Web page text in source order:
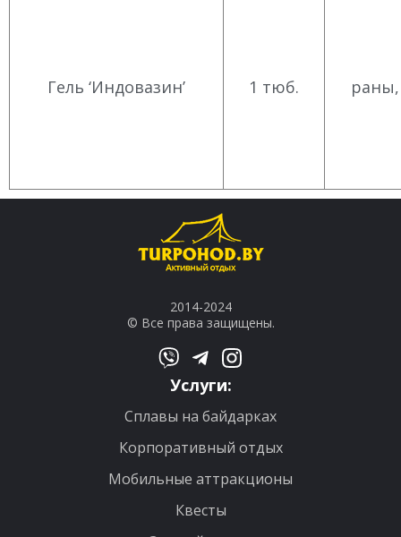
Гель ‘Индовазин’ 1 тюб.
2014-2024
© Все права защищены.
Услуги:
Сплавы на байдарках
Корпоративный отдых
Мобильные аттракционы
Квесты